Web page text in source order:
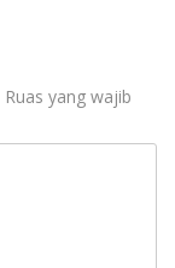
Ruas yang wajib